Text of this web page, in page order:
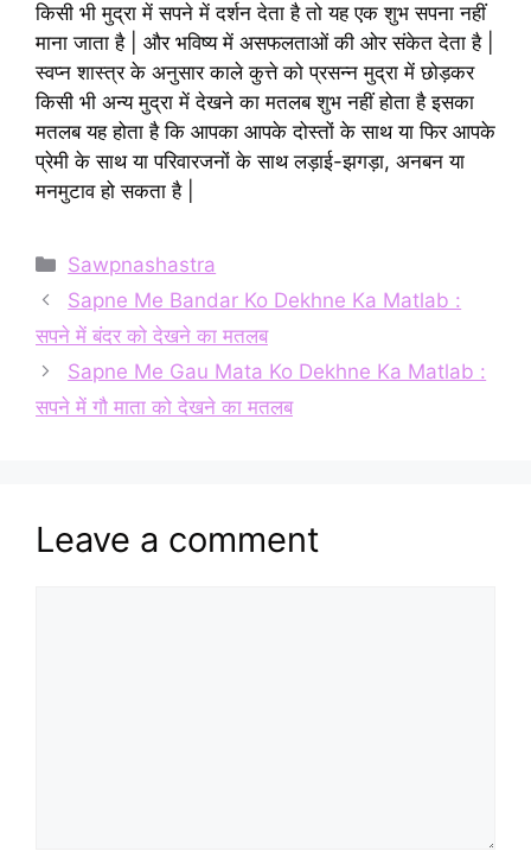
किसी भी मुद्रा में सपने में दर्शन देता है तो यह एक शुभ सपना नहीं
माना जाता है | और भविष्य में असफलताओं की ओर संकेत देता है |
स्वप्न शास्त्र के अनुसार काले कुत्ते को प्रसन्न मुद्रा में छोड़कर
किसी भी अन्य मुद्रा में देखने का मतलब शुभ नहीं होता है इसका
मतलब यह होता है कि आपका आपके दोस्तों के साथ या फिर आपके
प्रेमी के साथ या परिवारजनों के साथ लड़ाई-झगड़ा, अनबन या
मनमुटाव हो सकता है |
Categories
Sawpnashastra
Sapne Me Bandar Ko Dekhne Ka Matlab :
सपने में बंदर को देखने का मतलब
Sapne Me Gau Mata Ko Dekhne Ka Matlab :
सपने में गौ माता को देखने का मतलब
Leave a comment